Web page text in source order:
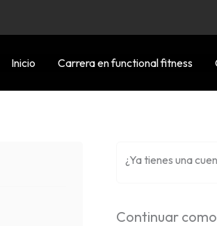
Inicio
Carrera en functional fitness
¿Ya tienes una
Continuar